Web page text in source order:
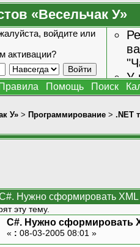
«Весельчак У»
войдите или
активации?
У
Правила Помощь Поиск
У» > Программирование > .NET
Нужно сформировать
эту тему.
C#. Нужно сформировать
« : 08-03-2005 08:01 »